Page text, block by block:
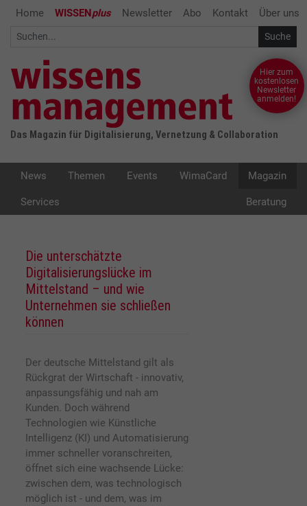
Home WISSENplus Newsletter Abo Kontakt Über uns
Das Magazin für Digitalisierung, Vernetzung & Collaboration
Hier zum
kostenlosen
Newsletter
anmelden!
News Themen Events WimaCard Magazin
Services Beratung
Die unterschätzte
Digitalisierungslücke im
Mittelstand – und wie
Unternehmen sie schließen
können
Der deutsche Mittelstand gilt als
Rückgrat der Wirtschaft - innovativ,
anpassungsfähig und nah am
Kunden. Doch während
Technologien wie Künstliche
Intelligenz (KI) und Automatisierung
immer schneller voranschreiten,
öffnet sich eine wachsende Lücke:
zwischen dem, was technologisch
möglich ist - und dem, was im